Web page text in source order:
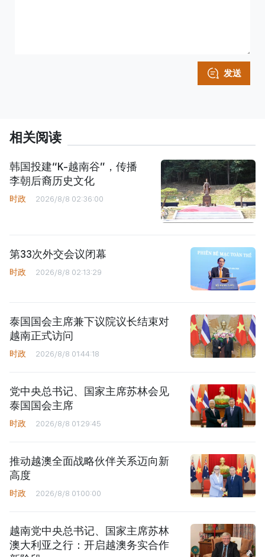
发送
相关阅读
韩国投建“K-越南谷”，传播
李朝后裔历史文化
时政 2026/8/8 02:36:00
第33次外交会议闭幕
时政 2026/8/8 02:13:29
泰国国会主席兼下议院议长结束对
越南正式访问
时政 2026/8/8 01:44:18
党中央总书记、国家主席苏林会见
泰国国会主席
时政 2026/8/8 01:29:45
推动越澳全面战略伙伴关系迈向新
高度
时政 2026/8/8 01:00:00
越南党中央总书记、国家主席苏林
澳大利亚之行：开启越澳务实合作